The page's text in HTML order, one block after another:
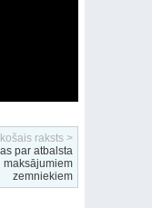
raksts >
par atbalsta
maksājumiem
zemniekiem